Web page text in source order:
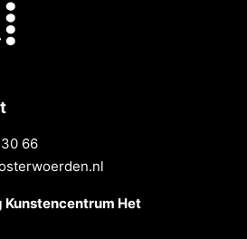
66
Kunstencentrum Het